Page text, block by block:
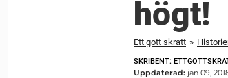
högt!
Ett gott skratt »
SKRIBENT:
Uppdaterad: jan 09,